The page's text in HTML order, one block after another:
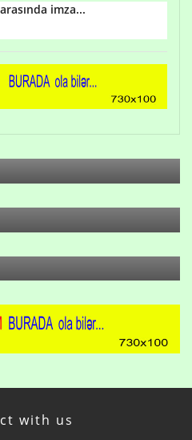
imza...
söyüş niyə artıb?
- 1937-ci ildən fəaliyyətdə
Sən bilirsən
with us